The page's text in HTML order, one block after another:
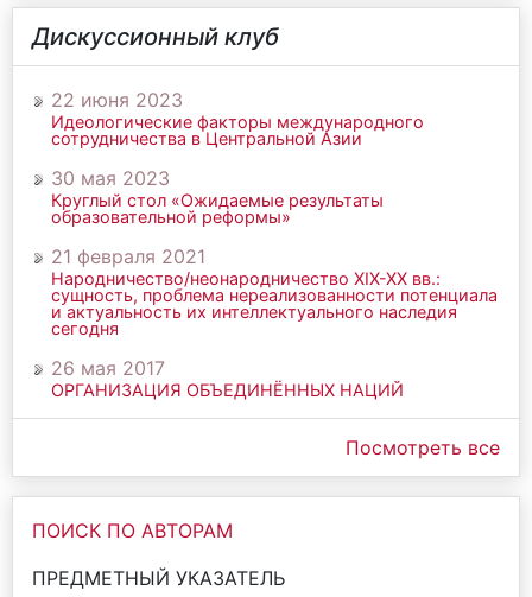
Дискуссионный клуб
22 июня 2023
Идеологические факторы международного
сотрудничества в Центральной Азии
30 мая 2023
Круглый стол «Ожидаемые результаты
образовательной реформы»
21 февраля 2021
Народничество/неонародничество ХIХ-ХХ вв.:
сущность, проблема нереализованности потенциала
и актуальность их интеллектуального наследия
сегодня
26 мая 2017
ОРГАНИЗАЦИЯ ОБЪЕДИНЁННЫХ НАЦИЙ
Посмотреть все
ПОИСК ПО АВТОРАМ
ПРЕДМЕТНЫЙ УКАЗАТЕЛЬ